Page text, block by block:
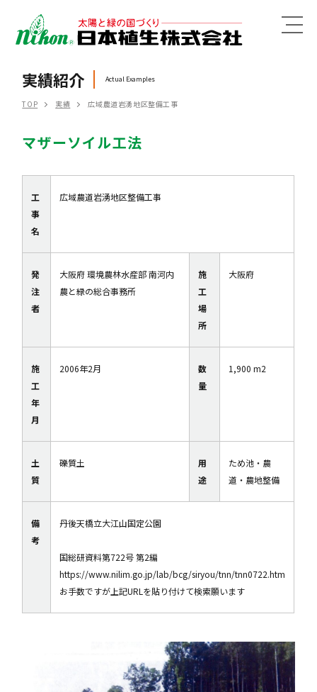
MENU
実績紹介 Actual Examples
TOP 実績 広域農道岩湧地区整備工事
マザーソイル工法
工
事
名
広域農道岩湧地区整備工事
発
注
者
大阪府 環境農林水産部 南河内
農と緑の総合事務所
施
工
場
所
大阪府
施
工
年
月
2006年2月
数
量
1,900 m2
土
質
礫質土
用
途
ため池・農
道・農地整備
備
考
丹後天橋立大江山国定公園
国総研資料第722号 第2編
https://www.nilim.go.jp/lab/bcg/siryou/tnn/tnn0722.htm
お手数ですが上記URLを貼り付けて検索願います